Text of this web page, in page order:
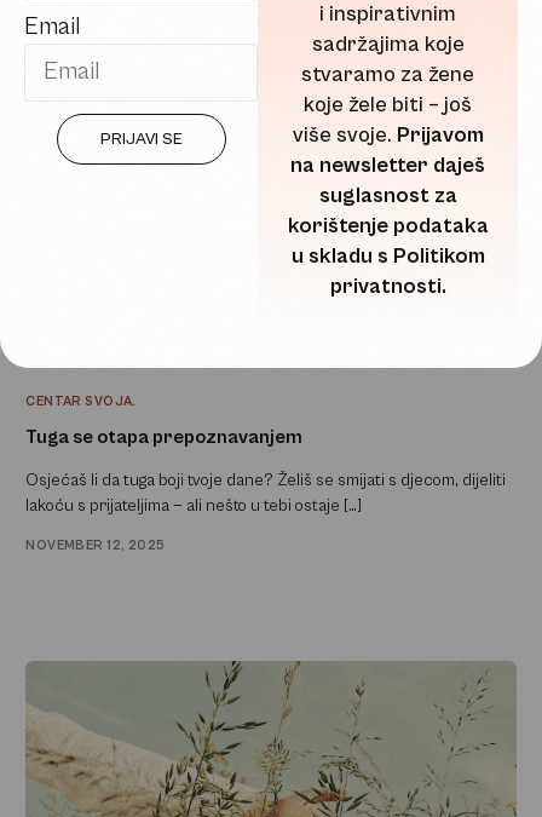
CENTAR SVOJA.
Tuga se otapa prepoznavanjem
Osjećaš li da tuga boji tvoje dane? Želiš se smijati s djecom, dijeliti
lakoću s prijateljima — ali nešto u tebi ostaje […]
NOVEMBER 12, 2025
i inspirativnim
sadržajima koje
stvaramo za žene
koje žele biti – još
više svoje. Prijavom
na newsletter daješ
suglasnost za
korištenje podataka
u skladu s Politikom
privatnosti.
Email
PRIJAVI SE